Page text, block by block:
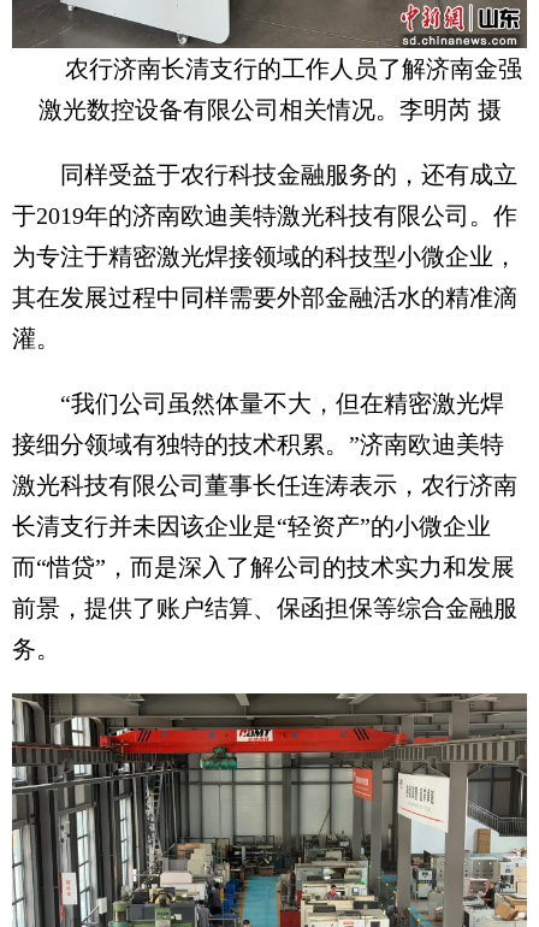
农行济南长清支行的工作人员了解济南金强
激光数控设备有限公司相关情况。李明芮 摄
同样受益于农行科技金融服务的，还有成立
于2019年的济南欧迪美特激光科技有限公司。作
为专注于精密激光焊接领域的科技型小微企业，
其在发展过程中同样需要外部金融活水的精准滴
灌。
“我们公司虽然体量不大，但在精密激光焊
接细分领域有独特的技术积累。”济南欧迪美特
激光科技有限公司董事长任连涛表示，农行济南
长清支行并未因该企业是“轻资产”的小微企业
而“惜贷”，而是深入了解公司的技术实力和发展
前景，提供了账户结算、保函担保等综合金融服
务。